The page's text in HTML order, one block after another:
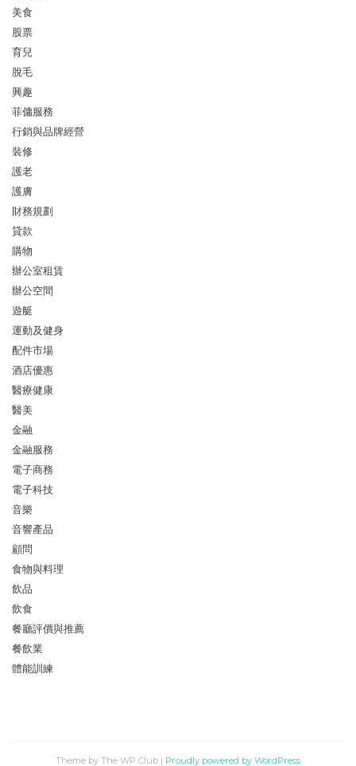
美食
股票
育兒
脫毛
興趣
菲傭服務
行銷與品牌經營
裝修
護老
護膚
財務規劃
貸款
購物
辦公室租賃
辦公空間
遊艇
運動及健身
配件市場
酒店優惠
醫療健康
醫美
金融
金融服務
電子商務
電子科技
音樂
音響產品
顧問
食物與料理
飲品
飲食
餐廳評價與推薦
餐飲業
體能訓練
Theme by The WP Club | Proudly powered by WordPress